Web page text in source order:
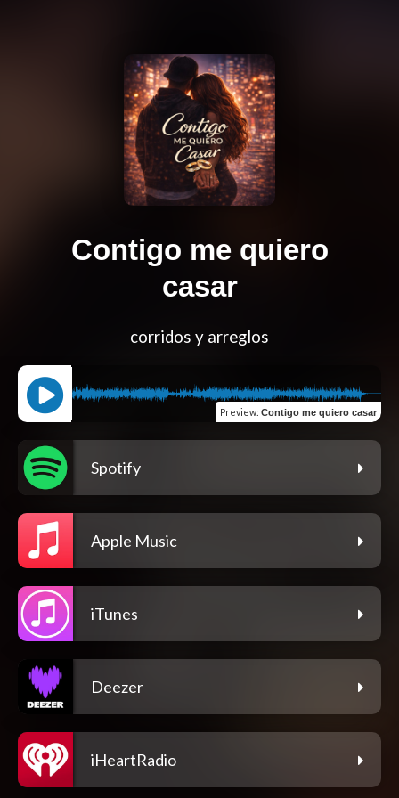
Contigo me quiero
casar
corridos y arreglos
Preview: Contigo me quiero casar
Spotify
Apple Music
iTunes
Deezer
iHeartRadio